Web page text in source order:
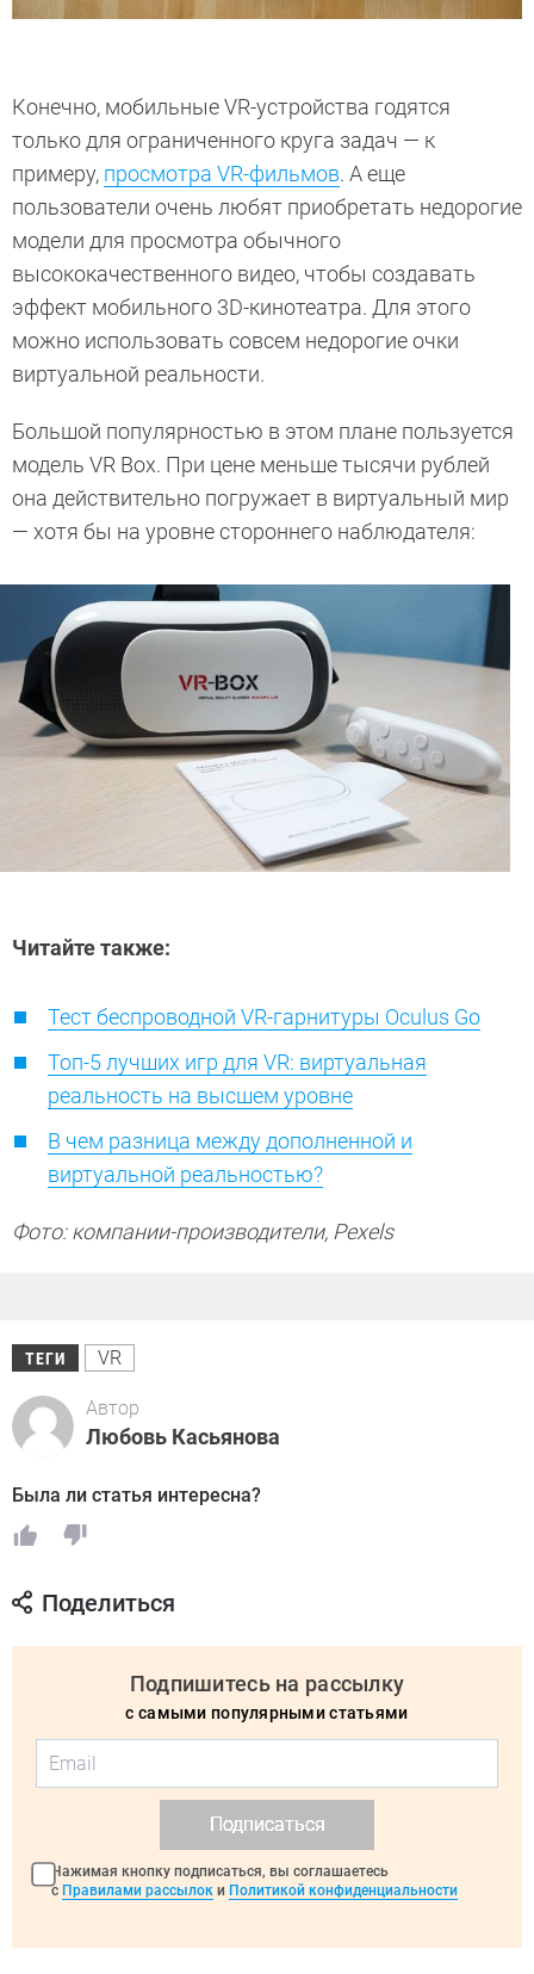
Конечно, мобильные VR-устройства годятся
только для ограниченного круга задач — к
примеру, просмотра VR-фильмов. А еще
пользователи очень любят приобретать недорогие
модели для просмотра обычного
высококачественного видео, чтобы создавать
эффект мобильного 3D-кинотеатра. Для этого
можно использовать совсем недорогие очки
виртуальной реальности.
Большой популярностью в этом плане пользуется
модель VR Box. При цене меньше тысячи рублей
она действительно погружает в виртуальный мир
— хотя бы на уровне стороннего наблюдателя:
Читайте также:
Тест беспроводной VR-гарнитуры Oculus Go
Топ-5 лучших игр для VR: виртуальная
реальность на высшем уровне
В чем разница между дополненной и
виртуальной реальностью?
Фото: компании-производители, Pexels
ТЕГИ VR
Автор
Любовь Касьянова
Была ли статья интересна?
Поделиться
Подпишитесь на рассылку
с самыми популярными статьями
Подписаться
Нажимая кнопку подписаться, вы соглашаетесь
с Правилами рассылок и Политикой конфиденциальности